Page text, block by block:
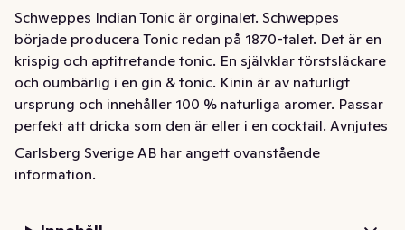
Schweppes Indian Tonic är orginalet. Schweppes
började producera Tonic redan på 1870-talet. Det är en
krispig och aptitretande tonic. En självklar törstsläckare
och oumbärlig i en gin & tonic. Kinin är av naturligt
ursprung och innehåller 100 % naturliga aromer. Passar
perfekt att dricka som den är eller i en cocktail. Avnjutes
väl kyld!
Carlsberg Sverige AB har angett ovanstående
information.